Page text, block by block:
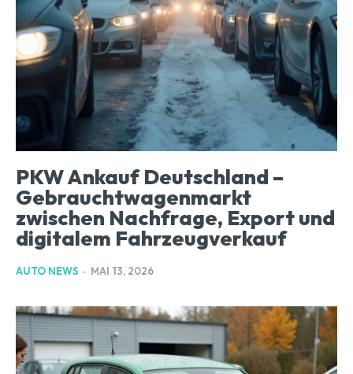
PKW Ankauf Deutschland –
Gebrauchtwagenmarkt
zwischen Nachfrage, Export und
digitalem Fahrzeugverkauf
AUTO NEWS - MAI 13, 2026